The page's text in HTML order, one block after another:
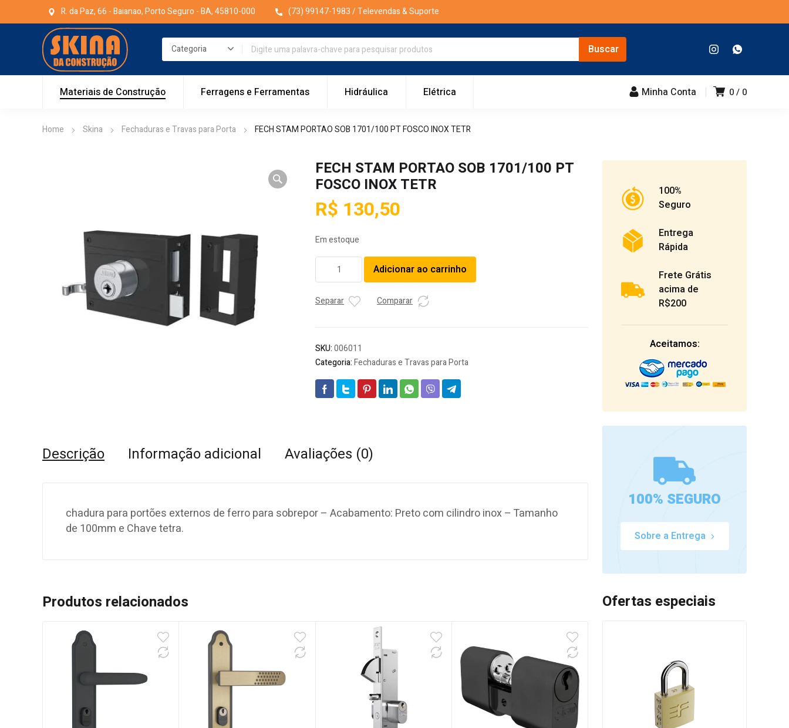
R. da Paz, 66 - Baianao, Porto Seguro - BA, 45810-000 (73) 99147-1983/ Televendas & Suporte
Materiais de Construção Ferragens e Ferramentas Hidráulica Elétrica 0 0
Minha Conta
Home Skina Fechaduras e Travas para Porta FECH STAM PORTAO SOB 1701/100 PT FOSCO INOX TETR
FECH STAM PORTAO SOB 1701/100 PT
FOSCO INOX TETR
R$ 130,50
Em estoque
SOB
INOX
TETR
quantidade
Adicionar ao carrinho
Separar Comparar
SKU:006011
Categoria:Fechaduras e Travas para Porta
Descrição Informação adicional Avaliações (0)
chadura para portões externos de ferro para sobrepor – Acabamento: Preto com cilindro inox – Tamanho
de 100mm e Chave tetra.
Produtos relacionados
100%
Seguro
Entrega
Rápida
Frete Grátis
acima de
R$200
Aceitamos:
100% SEGURO
Sobre a Entrega
Ofertas especiais